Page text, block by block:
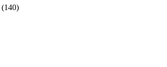
(140)